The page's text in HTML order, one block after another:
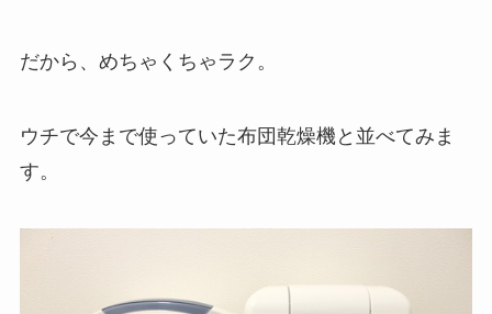
だから、めちゃくちゃラク。
ウチで今まで使っていた布団乾燥機と並べてみま
す。